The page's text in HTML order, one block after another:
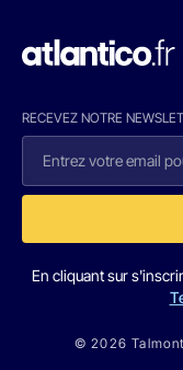
RECEVEZ NOTRE
En cliquant sur
© 2026